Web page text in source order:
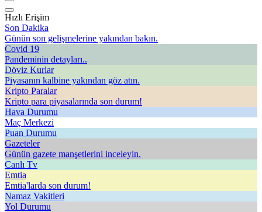
Hızlı Erişim
Son Dakika
Günün son gelişmelerine yakından bakın.
Covid 19
Pandeminin detayları..
Döviz Kurlar
Piyasanın kalbine yakından göz atın.
Kripto Paralar
Kripto para piyasalarında son durum!
Hava Durumu
Maç Merkezi
Puan Durumu
Gazeteler
Günün gazete manşetlerini inceleyin.
Canlı Tv
Emtia
Emtia'larda son durum!
Namaz Vakitleri
Yol Durumu